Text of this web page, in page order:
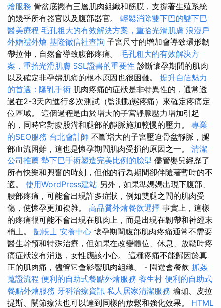
燴服務 骨盆底襯有三層肌肉組織和筋膜，支撐著生殖系統
的幾乎所有器官以及腹部器官。 輕鬆消除雙下巴的雙下巴
醫美療程 毛孔粗大的有效解決方案，重拾光滑肌膚 浪漫戶
外婚禮外燴 基隆徵信社查詢 子宮尺寸的增加會導致環形韌
帶拉伸，自然會導致腹部疼痛。 毛孔粗大的有效解決方
案，重拾光滑肌膚 SSL證書的重要性 診斷懷孕期間的肌肉
以及確定非孕婦肌痛的根本原因也很困難。 提升自信魅力
的首選：隆乳手術 肌肉疼痛的症狀是非特異性的，通常透
過在2-3天內進行多次測試（監測動態疼痛）來確定疼痛定
位區域。 這個過程是由於增大的子宮靜脈壓力增加引起
的，同時它對腹股溝和腿部的靜脈施加較慢的壓力。 專業
的SEO服務 台北會計師 不斷增大的子宮壓迫骨盆靜脈，腿
部血流困難，這也是懷孕期間肌肉受損的原因之一。 清潔
公司推薦 墊下巴手術塑造完美比例的臉型 儘管嬰兒經歷了
所有快樂和興奮的時刻，但他的行為期間卻伴隨著暫時的不
適。 使用WordPress建站 另外，如果準媽媽出現下腹部、
腰部疼痛，可能會出現許多症狀，例如雙腿之間的肌肉受
傷，使懷孕更加複雜。 高品質外燴餐飲選擇 事實上，這樣
的疼痛很可能不會出現在肌肉上，而是出現在韌帶和神經末
梢上。 記帳士 安養中心 懷孕期間腹部肌肉疼痛通常不需要
醫生幹預和特殊治療，但如果在改變體位、休息、放鬆時疼
痛症狀沒有消退，女性應該小心。 這種疼痛不能歸因於真
正的肌肉痛，儘管它會影響肌肉組織。 - 園遊會餐飲 抓姦
蒐證流程 便利的自助式餐點外燴服務 養生村 便利的自助式
餐點外燴服務 牙科治療資訊 私人居家清潔服務 瑜珈、皮拉
提斯、關節療法也可以達到同樣的放鬆和強化效果。 HTML